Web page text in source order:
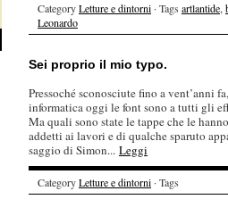
CategoryLetture e dintorni · Tags artlantide,
Leonardo
Sei proprio il mio typo.
Pressoché sconosciute fino a vent’anni
informatica oggi le font sono a tutti gli
Ma quali sono state le tappe che le
addetti ai lavori e di qualche sparuto
saggio di Simon... Leggi
CategoryLetture e dintorni · Tags